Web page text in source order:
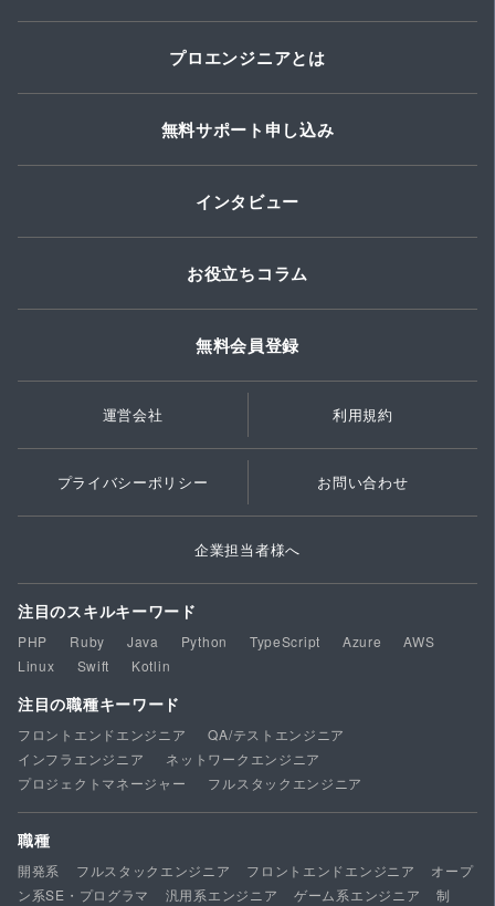
プロエンジニアとは
無料サポート申し込み
インタビュー
お役立ちコラム
無料会員登録
運営会社 利用規約
プライバシーポリシー お問い合わせ
企業担当者様へ
注目のスキルキーワード
PHP Ruby Java Python TypeScript Azure
AWS
Linux
Swift Kotlin
注目の職種キーワード
フロントエンドエンジニア
QA/テストエンジニア
インフラエンジニア
ネットワークエンジニア
プロジェクトマネージャー
フルスタックエンジニア
職種
開発系 フルスタックエンジニア フロントエンドエンジニア
オープ
ン系SE・プログラマ
汎用系エンジニア ゲーム系エンジニア
制